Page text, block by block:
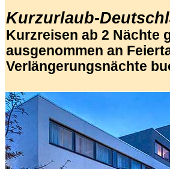
Kurzurlaub-
Kurzreisen ab 2 Nächte
ausgenommen an
Verlängerungsnächte
.